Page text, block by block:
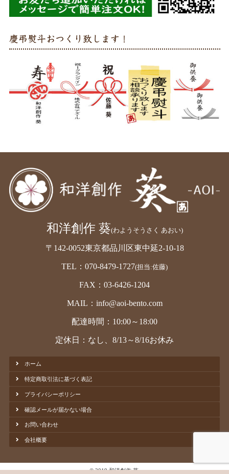
慶弔熨斗おつくり致します！
和洋創作 葵(わようそうさく あおい)
〒142-0052東京都品川区東中延2-10-18
TEL：070-8479-1727(担当:佐藤)
FAX：03-6426-1204
MAIL：info@aoi-bento.com
配達時間：10:00～18:00
定休日：なし、8/13～8/16お休み
ホーム
特定商取引法に基づく表記
プライバシーポリシー
確認メールが届かない場合
お問い合わせ
会社概要
© 2019 和洋創作 葵.